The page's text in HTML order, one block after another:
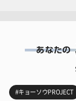
#キョーソウPROJECT